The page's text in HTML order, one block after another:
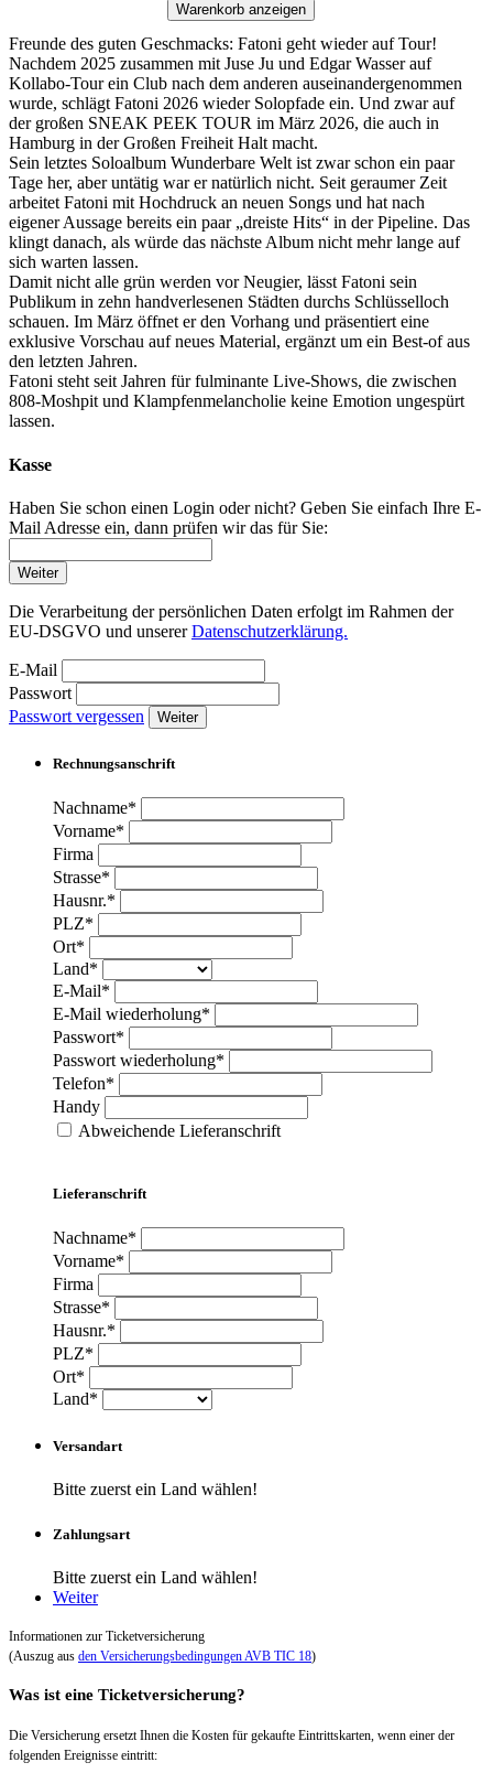
Warenkorb anzeigen
Freunde des guten Geschmacks: Fatoni geht wieder auf Tour!
Nachdem 2025 zusammen mit Juse Ju und Edgar Wasser auf
Kollabo-Tour ein Club nach dem anderen auseinandergenommen
wurde, schlägt Fatoni 2026 wieder Solopfade ein. Und zwar auf
der großen SNEAK PEEK TOUR im März 2026, die auch in
Hamburg in der Großen Freiheit Halt macht.
Sein letztes Soloalbum Wunderbare Welt ist zwar schon ein paar
Tage her, aber untätig war er natürlich nicht. Seit geraumer Zeit
arbeitet Fatoni mit Hochdruck an neuen Songs und hat nach
eigener Aussage bereits ein paar „dreiste Hits“ in der Pipeline. Das
klingt danach, als würde das nächste Album nicht mehr lange auf
sich warten lassen.
Damit nicht alle grün werden vor Neugier, lässt Fatoni sein
Publikum in zehn handverlesenen Städten durchs Schlüsselloch
schauen. Im März öffnet er den Vorhang und präsentiert eine
exklusive Vorschau auf neues Material, ergänzt um ein Best-of aus
den letzten Jahren.
Fatoni steht seit Jahren für fulminante Live-Shows, die zwischen
808-Moshpit und Klampfenmelancholie keine Emotion ungespürt
lassen.
Kasse
Haben Sie schon einen Login oder nicht? Geben Sie einfach Ihre E-
Mail Adresse ein, dann prüfen wir das für Sie:
Weiter
Die Verarbeitung der persönlichen Daten erfolgt im Rahmen der
EU-DSGVO und unsererDatenschutzerklärung.
E-Mail
Passwort
Passwort vergessen
Weiter
Rechnungsanschrift
Nachname*
Vorname*
Firma
Strasse*
Hausnr.*
PLZ*
Ort*
Land*
E-Mail*
E-Mail wiederholung*
Passwort*
Passwort wiederholung*
Telefon*
Handy
Abweichende Lieferanschrift
Lieferanschrift
Nachname*
Vorname*
Firma
Strasse*
Hausnr.*
PLZ*
Ort*
Land*
Versandart
Bitte zuerst ein Land wählen!
Zahlungsart
Bitte zuerst ein Land wählen!
Weiter
Informationen zur Ticketversicherung
(Auszug aus den Versicherungsbedingungen AVB TIC 18)
Was ist eine Ticketversicherung?
Die Versicherung ersetzt Ihnen die Kosten für gekaufte Eintrittskarten, wenn einer der
folgenden Ereignisse eintritt: